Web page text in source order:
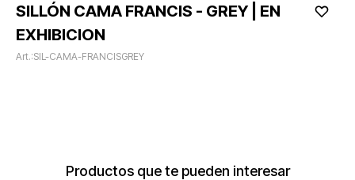
SILLÓN CAMA FRANCIS - GREY | EN
EXHIBICION
SIL-CAMA-FRANCISGREY
Productos que te pueden interesar